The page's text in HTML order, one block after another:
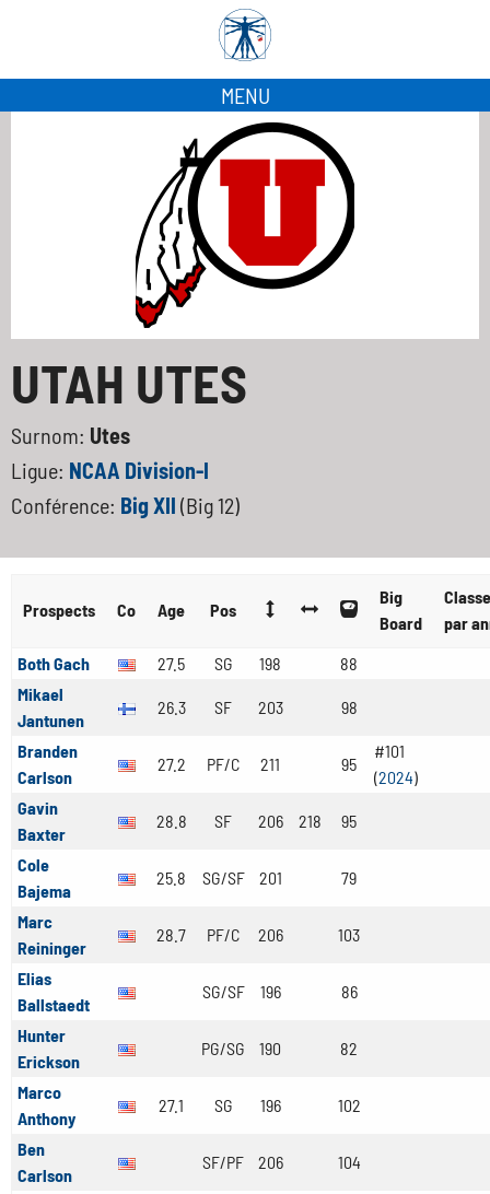
MENU
UTAH UTES
Surnom: Utes
Ligue: NCAA Division-I
Conférence: Big XII (Big 12)
Prospects Co Age Pos
Big
Board
par
Both Gach
27.5 SG 198
88
Mikael
Jantunen
26.3 SF 203 98
Branden
Carlson
27.2 PF/C 211 95
#101
(2024)
Gavin
Baxter
28.8 SF 206 218 95
Cole
Bajema
25.8 SG/SF 201 79
Marc
Reininger
28.7 PF/C 206 103
Elias
Ballstaedt
SG/SF 196 86
Hunter
Erickson
PG/SG 190 82
Marco
Anthony
27.1 SG 196 102
Ben
Carlson
SF/PF 206 104